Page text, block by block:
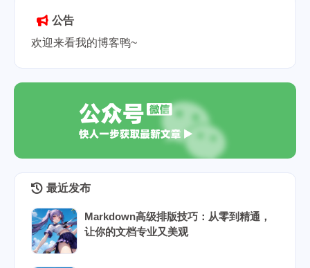
公告
欢迎来看我的博客鸭~
最近发布
Markdown高级排版技巧：从零到精通，
让你的文档专业又美观